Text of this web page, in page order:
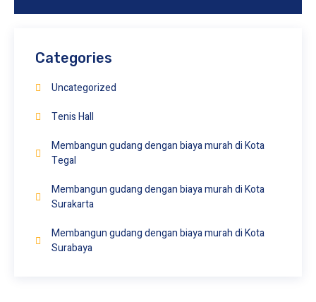
Categories
Uncategorized
Tenis Hall
Membangun gudang dengan biaya murah di Kota
Tegal
Membangun gudang dengan biaya murah di Kota
Surakarta
Membangun gudang dengan biaya murah di Kota
Surabaya